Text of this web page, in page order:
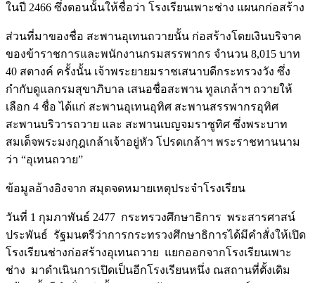
ในปี 2466 ซึ่งตอนนั้นให้ชื่อว่า โรงเรียนเพาะช่าง แผนกก่อสร้าง
ส่วนที่มาของชื่อ สะพานอุเทนถวายนั้น ก่อสร้างโดยเงินบริจาค
ของข้าราชการและพนักงานกรมสรรพากร จำนวน 8,015 บาท
40 สตางค์ ครั้งนั้น เจ้าพระยายมราชเสนาบดีกระทรวงวัง ซึ่ง
กำกับดูแลกรมสุขาภิบาล เสนอชื่อสะพาน ทูลเกล้าฯ ถวายให้
เลือก 4 ชื่อ ได้แก่ สะพานอุเทนอุทิศ สะพานสรรพากรอุทิศ
สะพานบริวารถวาย และ สะพานเบญจมราชูทิศ ซึ่งพระบาท
สมเด็จพระมงกุฎเกล้าเจ้าอยู่หัว โปรดเกล้าฯ พระราชทานนาม
ว่า “อุเทนถวาย”
ข้อมูลอ้างอิงจาก สมุดจดหมายเหตุประจำโรงเรียน
วันที่ 1 กุมภาพันธ์ 2477 กระทรวงศึกษาธิการ พระสารศาสน์
ประพันธ์ รัฐมนตรีว่าการกระทรวงศึกษาธิการได้มีคำสั่งให้เปิด
โรงเรียนช่างก่อสร้างอุเทนถวาย แยกออกจากโรงเรียนเพาะ
ช่าง มาดำเนินการเปิดเป็นอีกโรงเรียนหนึ่ง ณสถานที่ตั้งเดิม